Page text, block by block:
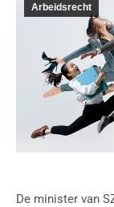
Arbeidsrecht
De minister van